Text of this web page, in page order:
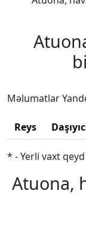
Məlumatlar
Reys
* - Yerli vaxt
Atuona,